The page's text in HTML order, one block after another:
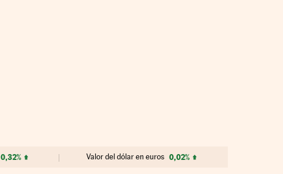
0,32% Valor del dólar en euros 0,02%